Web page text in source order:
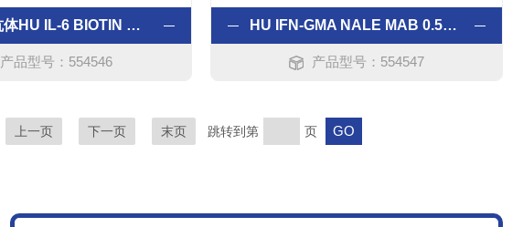
BD流式抗体HU IL-6 BIOTIN MAB 0.5MG MQ2-39C3
产品型号：554546
HU IFN-GMA NALE MAB 0.5MG NIB42
产品型号：554547
上一页 下一页 末页 跳转到第 页